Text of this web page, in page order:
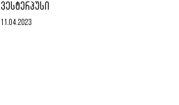
ᲕᲔᲡᲢᲔᲠᲰᲣᲡᲘ
11.04.2023